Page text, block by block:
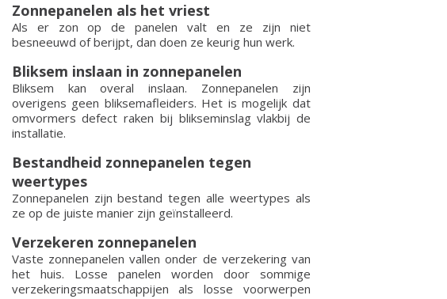
Zonnepanelen als het vriest
Als er zon op de panelen valt en ze zijn niet
besneeuwd of berijpt, dan doen ze keurig hun werk.
Bliksem inslaan in zonnepanelen
Bliksem kan overal inslaan. Zonnepanelen zijn
overigens geen bliksemafleiders. Het is mogelijk dat
omvormers defect raken bij blikseminslag vlakbij de
installatie.
Bestandheid zonnepanelen tegen
weertypes
Zonnepanelen zijn bestand tegen alle weertypes als
ze op de juiste manier zijn geïnstalleerd.
Verzekeren zonnepanelen
Vaste zonnepanelen vallen onder de verzekering van
het huis. Losse panelen worden door sommige
verzekeringsmaatschappijen als losse voorwerpen